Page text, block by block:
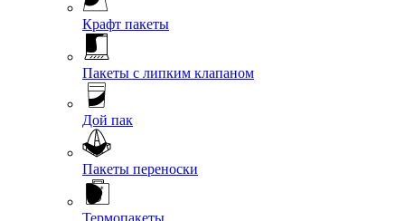
Крафт пакеты
Пакеты с липким клапаном
Дой пак
Пакеты переноски
Термопакеты